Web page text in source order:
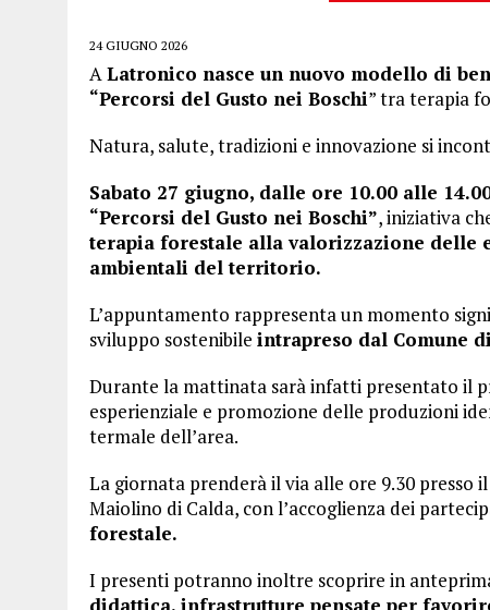
24 GIUGNO 2026
ALatronico nasce un nuovo modello di
“Percorsi del Gusto nei Boschi” tra terapia
Natura, salute, tradizioni e innovazione si
Sabato 27 giugno, dalle ore 10.00 alle
“Percorsi del Gusto nei Boschi”, iniziativa
terapia forestale alla valorizzazione
ambientali del territorio.
L’appuntamento rappresenta un momento
sviluppo sostenibile intrapreso dal Comune
Durante la mattinata sarà infatti presentato il
esperienziale e promozione delle produzioni
termale dell’area.
La giornata prenderà il via alle ore 9.30 presso
Maiolino di Calda, con l’accoglienza dei
forestale.
I presenti potranno inoltre scoprire in